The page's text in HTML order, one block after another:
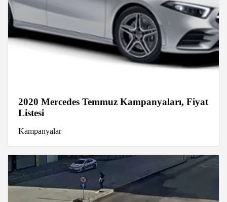
2020 Mercedes Temmuz Kampanyaları, Fiyat
Listesi
Kampanyalar